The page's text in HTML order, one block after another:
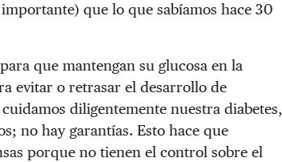
que lo que sabíamos hace 30
que mantengan su glucosa en la
evitar o retrasar el desarrollo de
diligentemente nuestra diabetes,
no hay garantías. Esto hace que
porque no tienen el control sobre el